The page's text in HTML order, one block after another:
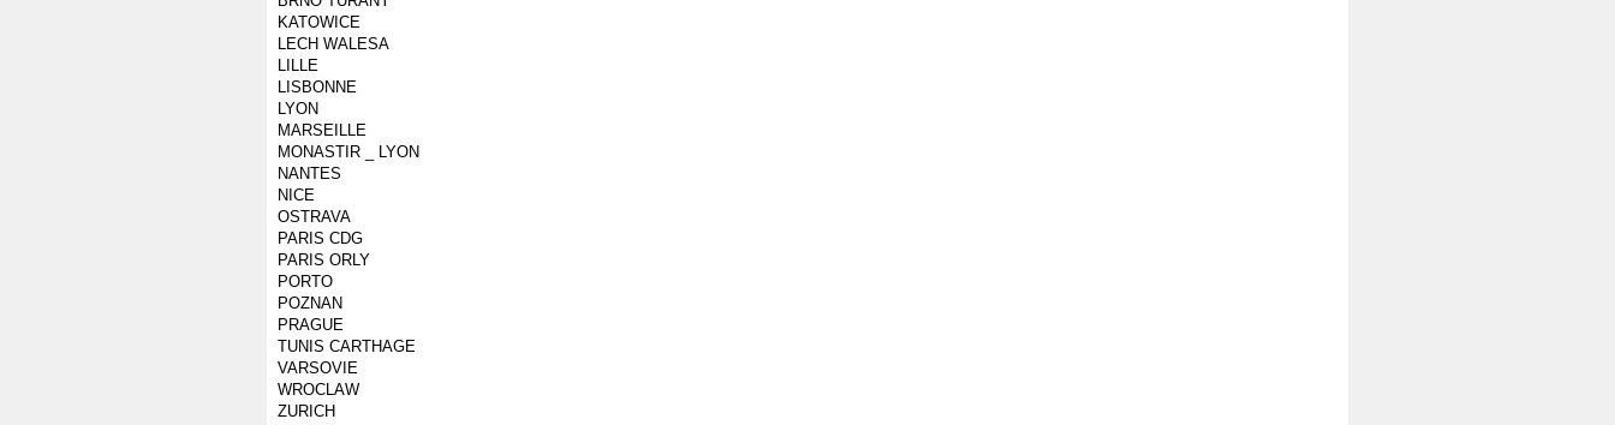
KATOWICE
LECH WALESA
LILLE
LISBONNE
LYON
MARSEILLE
MONASTIR _ LYON
NANTES
NICE
OSTRAVA
PARIS CDG
PARIS ORLY
PORTO
POZNAN
PRAGUE
TUNIS CARTHAGE
VARSOVIE
WROCLAW
ZURICH